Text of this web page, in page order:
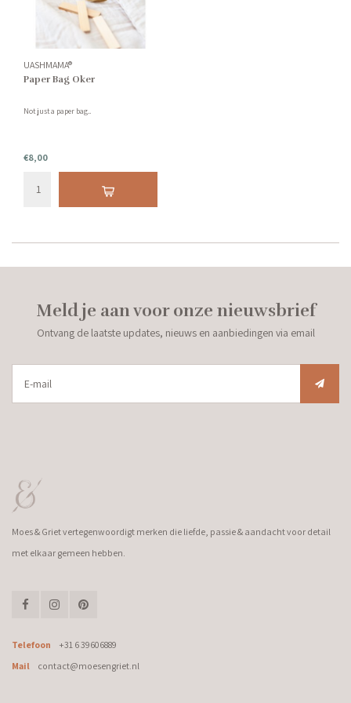
UASHMAMA®
Paper Bag Oker
Not just a paper bag..
€8,00
Meld je aan voor onze nieuwsbrief
Ontvang de laatste updates, nieuws en aanbiedingen via email
Moes & Griet vertegenwoordigt merken die liefde, passie & aandacht voor detail
met elkaar gemeen hebben.
Telefoon
+31 6 39606889
Mail
contact@moesengriet.nl